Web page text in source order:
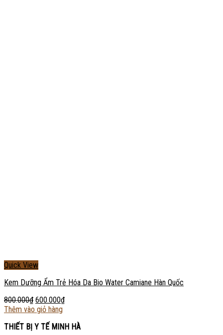
Quick View
Kem Dưỡng Ẩm Trẻ Hóa Da Bio Water Camiane Hàn Quốc
800.000₫ 600.000₫
Thêm vào giỏ hàng
THIẾT BỊ Y TẾ MINH HÀ